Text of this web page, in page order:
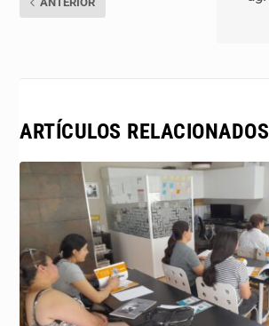
ARTÍCULOS RELACIONADOS